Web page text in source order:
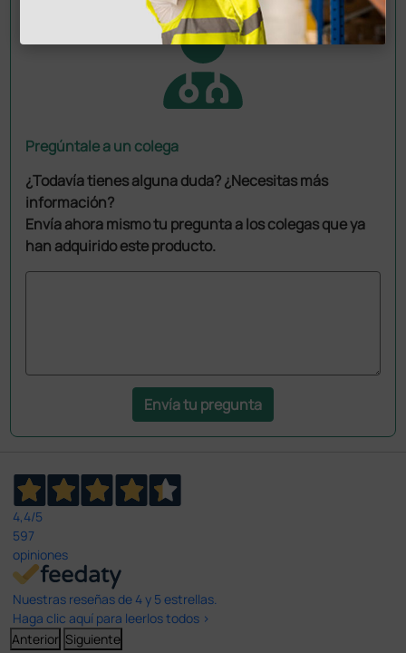
Pregúntale a un colega
¿Todavía tienes alguna duda? ¿Necesitas más
información?
Envía ahora mismo tu pregunta a los colegas que ya
han adquirido este producto.
Envía tu pregunta
4,4/5
597
opiniones
Nuestras reseñas de 4 y 5 estrellas.
Haga clic aquí para leerlos todos >
Anterior Siguiente